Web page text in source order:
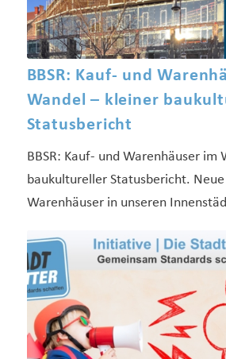
BBSR: Kauf- und
Wandel – kleiner
Statusbericht
BBSR: Kauf- und Warenhäuser im
baukultureller Statusbericht.
Warenhäuser in unseren